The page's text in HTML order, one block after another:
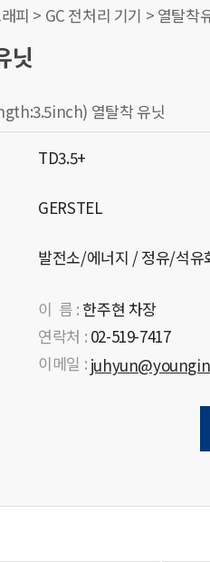
피 > GC 전처리 기기 > 열탈착
닛
열탈착 유닛
TD3.5+
GERSTEL
발전소/에너지 / 정유/석유
이 름 :한주현 차장
연락처 : 02-519-7417
이메일 :